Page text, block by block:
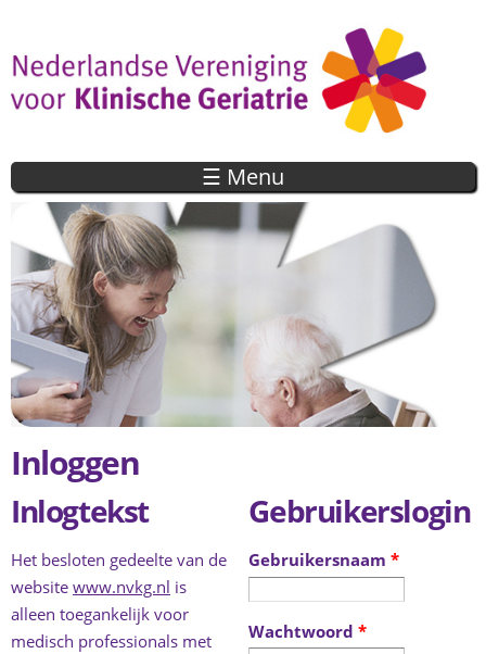
de inhoud
gaan
☰ Menu
Inloggen
Inlogtekst
Het besloten gedeelte van de
website www.nvkg.nl is
alleen toegankelijk voor
medisch professionals met
Gebruikerslogin
Gebruikersnaam*
Wachtwoord*